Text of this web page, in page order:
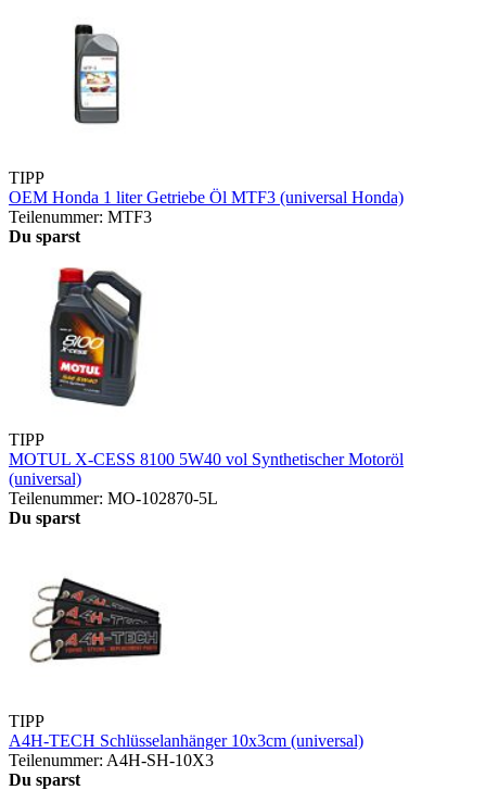
TIPP
OEM Honda 1 liter Getriebe Öl MTF3 (universal Honda)
Teilenummer: MTF3
Du sparst
TIPP
MOTUL X-CESS 8100 5W40 vol Synthetischer Motoröl
(universal)
Teilenummer: MO-102870-5L
Du sparst
TIPP
A4H-TECH Schlüsselanhänger 10x3cm (universal)
Teilenummer: A4H-SH-10X3
Du sparst